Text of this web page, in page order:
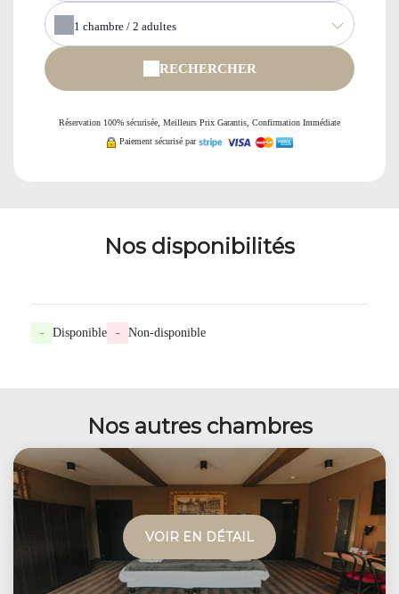
1 chambre / 2 adultes
RECHERCHER
Réservation 100% sécurisée, Meilleurs Prix Garantis, Confirmation Immédiate
Paiement sécurisé par
Nos disponibilités
- Disponible - Non-disponible
Nos autres chambres
VOIR EN DÉTAIL